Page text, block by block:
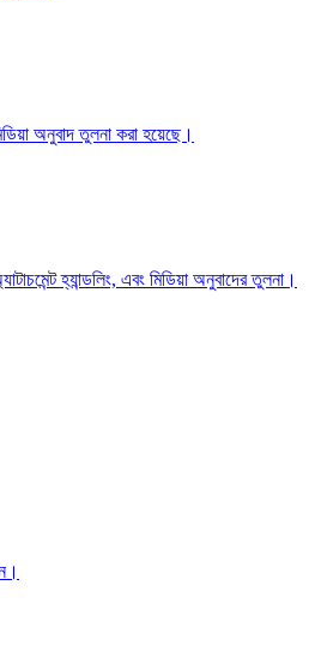
অনুবাদ তুলনা করা হয়েছে।
হ্যান্ডলিং, এবং মিডিয়া অনুবাদের তুলনা।